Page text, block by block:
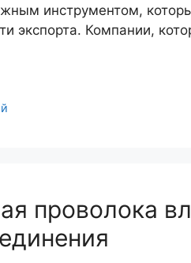
инструментом,
экспорта. Компании,
проволока